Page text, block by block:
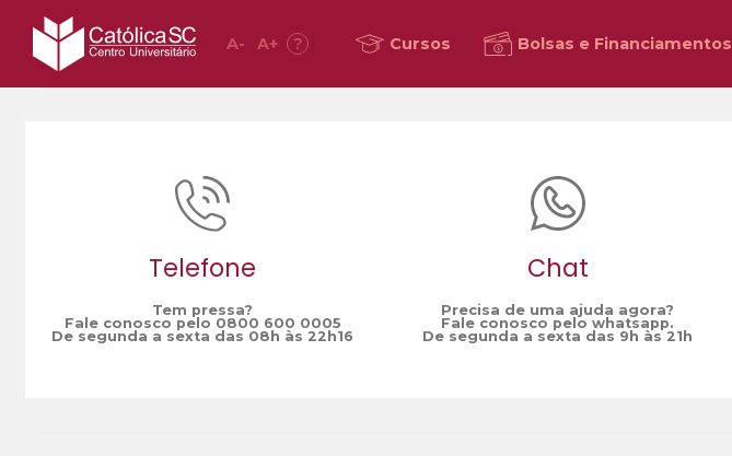
A- A+ ? Cursos Bolsas e Financiamentos
Home pé diabético
Telefone
Tem pressa?
Fale conosco pelo 0800 600 0005
De segunda a sexta das 08h às 22h16
Chat
Precisa de uma ajuda agora?
Fale conosco pelo whatsapp.
De segunda a sexta das 9h às 21h